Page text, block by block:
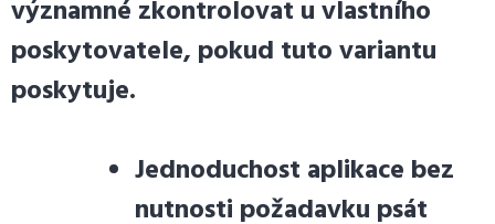
významné zkontrolovat u vlastního
poskytovatele, pokud tuto variantu
poskytuje.
Jednoduchost aplikace bez
nutnosti požadavku psát